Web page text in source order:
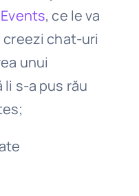
, ce le va
chat-uri
unui
li s-a pus rău